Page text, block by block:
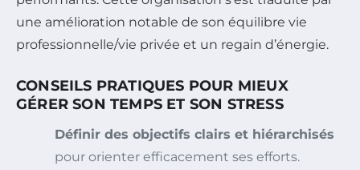
une amélioration notable de son équilibre vie
professionnelle/vie privée et un regain d’énergie.
CONSEILS PRATIQUES POUR MIEUX
GÉRER SON TEMPS ET SON STRESS
Définir des objectifs clairs et hiérarchisés
pour orienter efficacement ses efforts.